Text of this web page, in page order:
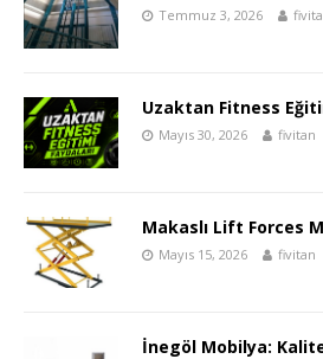
Temmuz 3, 2026
Uzaktan Fitness
Mayıs 30, 2026 fivitan
Makaslı Lift Forces
Mayıs 15, 2026 fivitan
İnegöl Mobilya: